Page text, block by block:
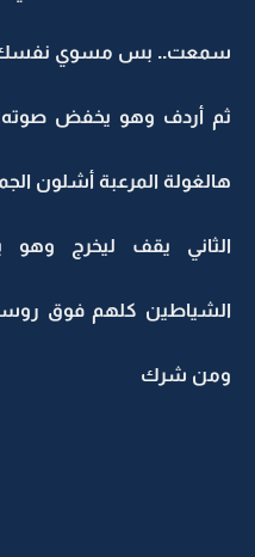
سمعت.. بس مسوي
ثم أردف وهو يخفض
هالغولة المرعبة أشلون
الثاني يقف ليخرج
الشياطين كلهم فوق
ومن شرك